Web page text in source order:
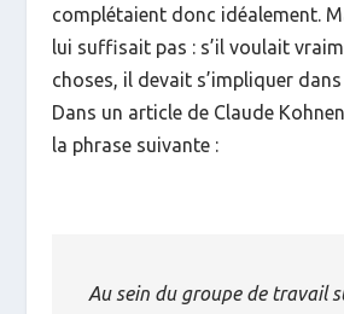
complétaient donc idéalement.
lui suffisait pas : s’il voulait
choses, il devait s’impliquer
Dans un article de Claude
la phrase suivante :
Au sein du groupe de travail